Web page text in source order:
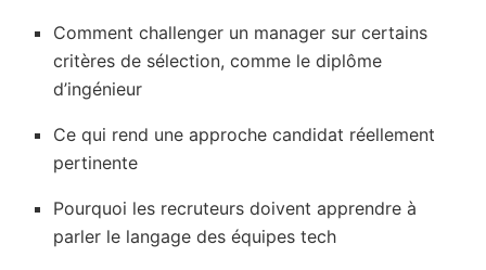
Comment challenger un manager sur certains
critères de sélection, comme le diplôme
d’ingénieur
Ce qui rend une approche candidat réellement
pertinente
Pourquoi les recruteurs doivent apprendre à
parler le langage des équipes tech